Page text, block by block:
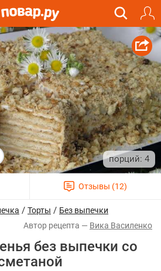
4
/ Торты / Без выпечки
Вика Василенко
без выпечки со